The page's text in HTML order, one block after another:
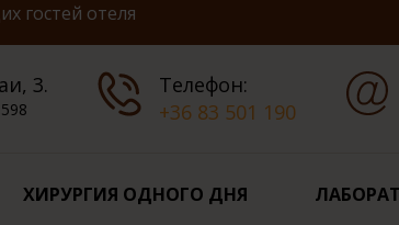
гостей отеля
3.
Телефон:
+36 83 501 190
ХИРУРГИЯ ОДНОГО ДНЯ